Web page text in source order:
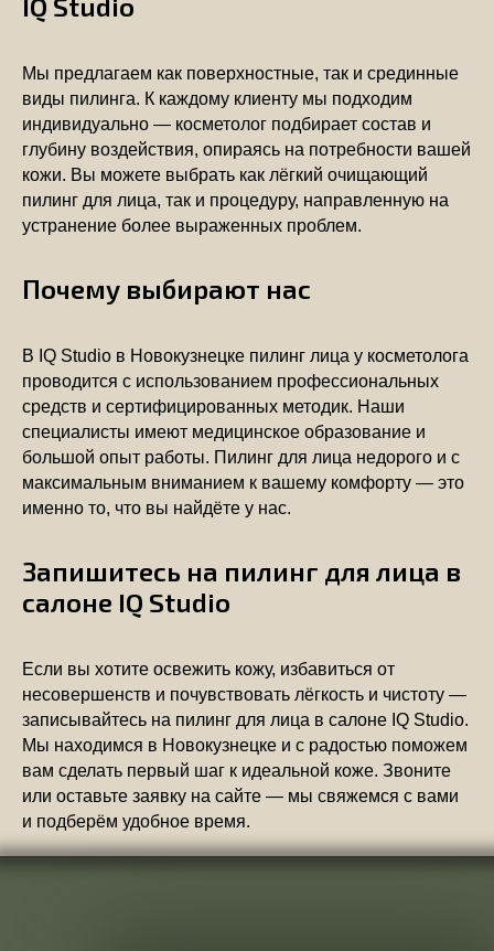
Мы предлагаем как поверхностные, так и срединные
виды пилинга. К каждому клиенту мы подходим
индивидуально — косметолог подбирает состав и
глубину воздействия, опираясь на потребности вашей
кожи. Вы можете выбрать как лёгкий очищающий
пилинг для лица, так и процедуру, направленную на
устранение более выраженных проблем.
Почему выбирают нас
В IQ Studio в Новокузнецке пилинг лица у косметолога
проводится с использованием профессиональных
средств и сертифицированных методик. Наши
специалисты имеют медицинское образование и
большой опыт работы. Пилинг для лица недорого и с
максимальным вниманием к вашему комфорту — это
именно то, что вы найдёте у нас.
Запишитесь на пилинг для лица в
салоне IQ Studio
Если вы хотите освежить кожу, избавиться от
несовершенств и почувствовать лёгкость и чистоту —
записывайтесь на пилинг для лица в салоне IQ Studio.
Мы находимся в Новокузнецке и с радостью поможем
вам сделать первый шаг к идеальной коже. Звоните
или оставьте заявку на сайте — мы свяжемся с вами
и подберём удобное время.